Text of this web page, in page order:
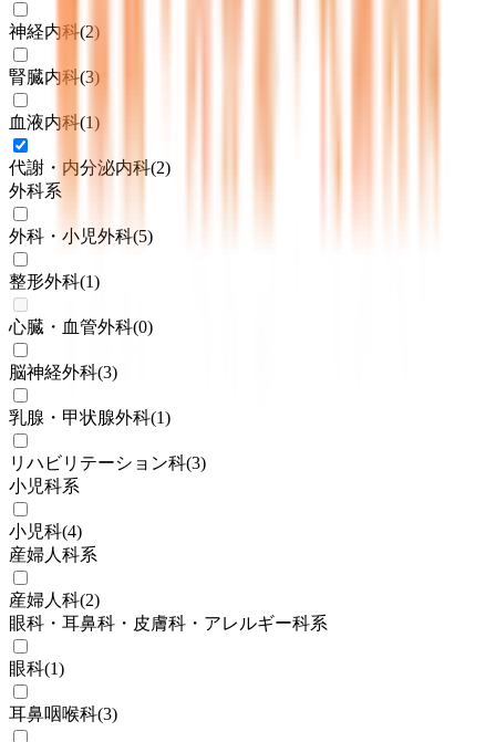
神経内科(2)
腎臓内科(3)
血液内科(1)
代謝・内分泌内科(2)
外科系
外科・小児外科(5)
整形外科(1)
心臓・血管外科(0)
脳神経外科(3)
乳腺・甲状腺外科(1)
リハビリテーション科(3)
小児科系
小児科(4)
産婦人科系
産婦人科(2)
眼科・耳鼻科・皮膚科・アレルギー科系
眼科(1)
耳鼻咽喉科(3)